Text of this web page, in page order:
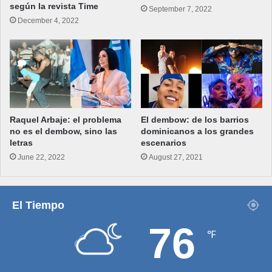
según la revista Time
December 4, 2022
September 7, 2022
Raquel Arbaje: el problema
no es el dembow, sino las
letras
June 22, 2022
El dembow: de los barrios
dominicanos a los grandes
escenarios
August 27, 2021
El Tiempo
76 ℉